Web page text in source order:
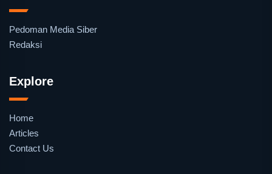
Pedoman Media Siber
Redaksi
Explore
Home
Articles
Contact Us